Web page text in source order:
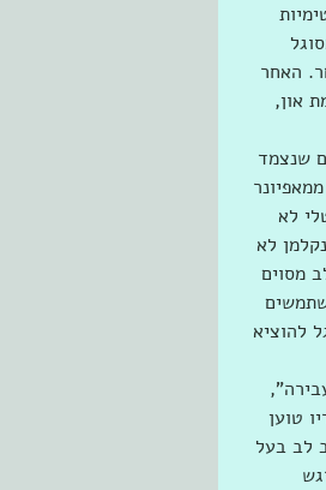
האחר
און,
שנצמד
לא
לא
מסוים
להוציא
טוען
לב בעל